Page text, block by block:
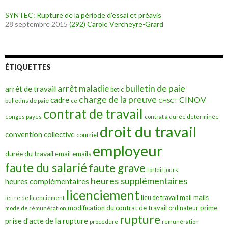
SYNTEC: Rupture de la période d’essai et préavis
28 septembre 2015 (292) Carole Vercheyre-Grard
ÉTIQUETTES
arrêt de travail arrêt maladie betic bulletin de paie
bulletins de paie cadre ce charge de la preuve CHSCT CINOV
congés payés contrat de travail contrat à durée déterminée
convention collective courriel droit du travail
durée du travail email emails employeur
faute du salariéfaute grave forfait jours
heures complémentaires heures supplémentaires
lettre de licenciement licenciement lieu de travail mail mails
mode de rémunération modification du contrat de travail ordinateur prime
prise d'acte de la rupture procédure rupture rémunération